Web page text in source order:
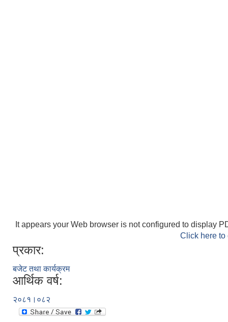
It appears your Web browser is not configured to display
Click here
प्रकार:
बजेट तथा कार्यक्रम
आर्थिक वर्ष:
२०८१।०८२